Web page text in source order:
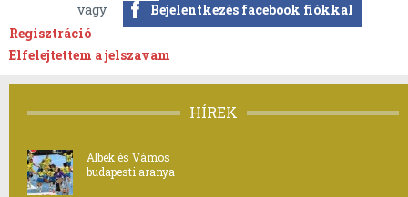
Regisztráció
Elfelejtettem a jelszavam
vagy Bejelentkezés facebook fiókkal
HÍREK
Albek és Vámos
budapesti aranya